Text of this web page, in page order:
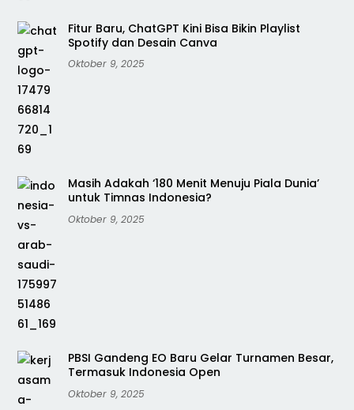
Fitur Baru, ChatGPT Kini Bisa Bikin Playlist
Spotify dan Desain Canva
Oktober 9, 2025
Masih Adakah ‘180 Menit Menuju Piala Dunia’
untuk Timnas Indonesia?
Oktober 9, 2025
PBSI Gandeng EO Baru Gelar Turnamen Besar,
Termasuk Indonesia Open
Oktober 9, 2025